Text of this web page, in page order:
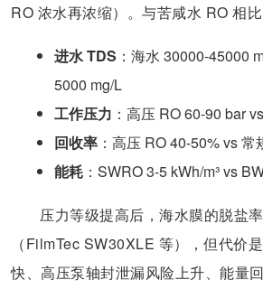
RO 浓水再浓缩）。与苦咸水 RO 相
进水 TDS ：海水 30000-45000
5000 mg/L
工作压力 ：高压 RO 60-90 bar
回收率 ：高压 RO 40-50% vs
能耗 ：SWRO 3-5 kWh/m³ vs
压力等级提高后，海水膜的脱盐
（FilmTec SW30XLE 等），但代价
快、高压泵轴封泄漏风险上升、能量